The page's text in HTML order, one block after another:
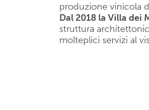
produzione vinicola
Dal 2018 la Villa dei
struttura
molteplici servizi al